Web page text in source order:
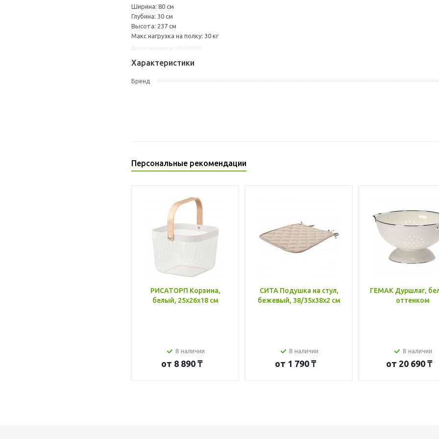
Ширина: 80 см
Глубина: 30 см
Высота: 237 см
Макс нагрузка на полку: 30 кг
Характеристики
Бренд
Персональные рекомендации
РИСАТОРП Корзина,
белый, 25x26x18 см
В наличии
от 8 890 ₸
СИТА Подушка на стул,
бежевый, 38/35x38x2 см
В наличии
от 1 790 ₸
ГЕМАК Дуршлаг,
оттенком
В наличии
от 20 690 ₸